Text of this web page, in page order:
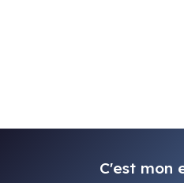
C'est mon